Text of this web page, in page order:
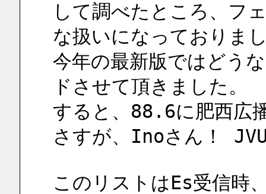
して調べたところ、フ
な扱いになっておりま
今年の最新版ではどう
ドさせて頂きました。
すると、88.6に肥西広
さすが、Inoさん！
このリストはEs受信時